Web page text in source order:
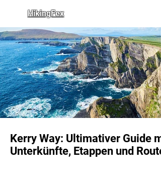
HikingFex
Kerry Way: Ultimativer Guide
Unterkünfte, Etappen und Route